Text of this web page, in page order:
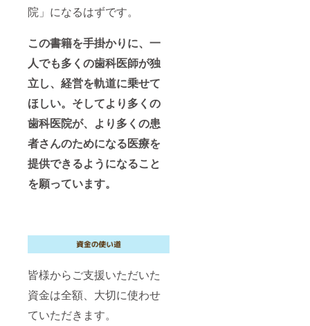
院」になるはずです。
この書籍を手掛かりに、一
人でも多くの歯科医師が独
立し、経営を軌道に乗せて
ほしい。そしてより多くの
歯科医院が、より多くの患
者さんのためになる医療を
提供できるようになること
を願っています。
皆様からご支援いただいた
資金は全額、大切に使わせ
ていただきます。